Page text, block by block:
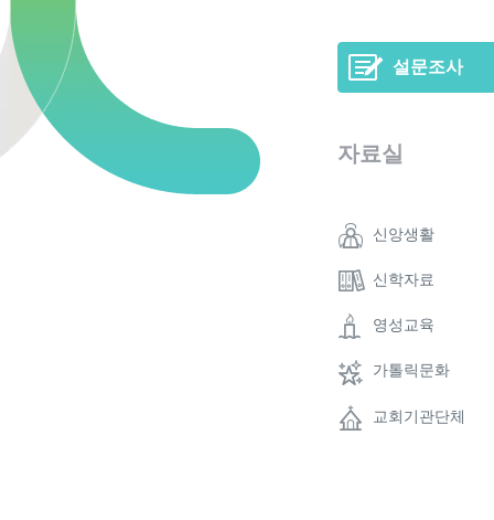
설문조사
자료실
신앙생활
신학자료
영성교육
가톨릭문화
교회기관단체